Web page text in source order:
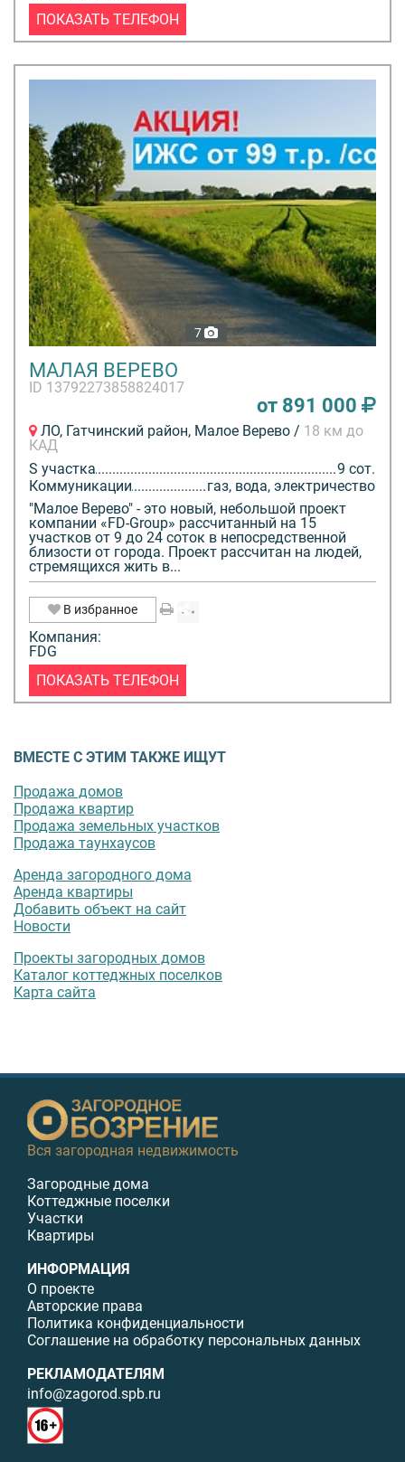
ПОКАЗАТЬ ТЕЛЕФОН
7
МАЛАЯ ВЕРЕВО
ID 13792273858824017
от 891 000
ЛО, Гатчинский район, Малое Верево / 18 км до
КАД
S участка
9 сот.
Коммуникации
газ, вода, электричество
"Малое Верево" - это новый, небольшой проект
компании «FD-Group» рассчитанный на 15
участков от 9 до 24 соток в непосредственной
близости от города. Проект рассчитан на людей,
стремящихся жить в...
В избранное
Компания:
FDG
ПОКАЗАТЬ ТЕЛЕФОН
ВМЕСТЕ С ЭТИМ ТАКЖЕ ИЩУТ
Продажа домов
Продажа квартир
Продажа земельных участков
Продажа таунхаусов
Аренда загородного дома
Аренда квартиры
Добавить объект на сайт
Новости
Проекты загородных домов
Каталог коттеджных поселков
Карта сайта
Вся загородная недвижимость
Загородные дома
Коттеджные поселки
Участки
Квартиры
ИНФОРМАЦИЯ
О проекте
Авторские права
Политика конфиденциальности
Соглашение на обработку персональных данных
РЕКЛАМОДАТЕЛЯМ
info@zagorod.spb.ru